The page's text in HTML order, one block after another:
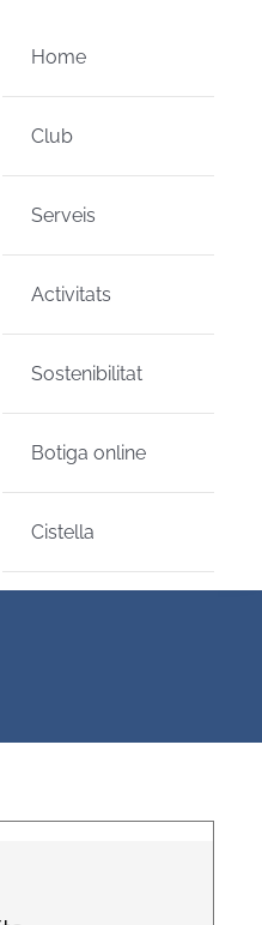
Home
Club
Serveis
Activitats
Sostenibilitat
Botiga online
Cistella